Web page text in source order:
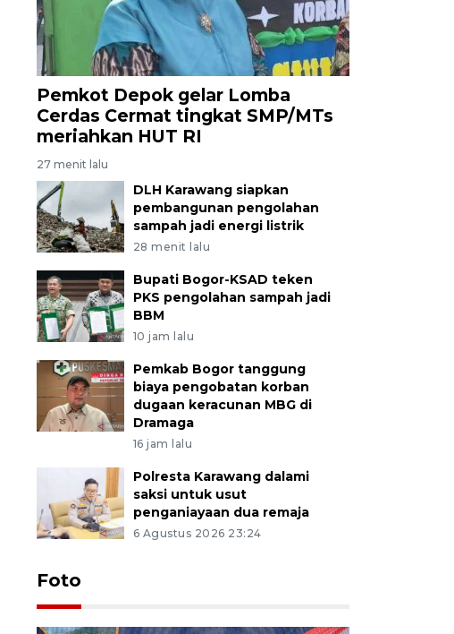
Pemkot Depok gelar Lomba
Cerdas Cermat tingkat SMP/MTs
meriahkan HUT RI
27 menit lalu
DLH Karawang siapkan
pembangunan pengolahan
sampah jadi energi listrik
28 menit lalu
Bupati Bogor-KSAD teken
PKS pengolahan sampah jadi
BBM
10 jam lalu
Pemkab Bogor tanggung
biaya pengobatan korban
dugaan keracunan MBG di
Dramaga
16 jam lalu
Polresta Karawang dalami
saksi untuk usut
penganiayaan dua remaja
6 Agustus 2026 23:24
Foto